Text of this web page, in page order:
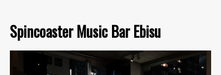
Spincoaster Music Bar Ebisu